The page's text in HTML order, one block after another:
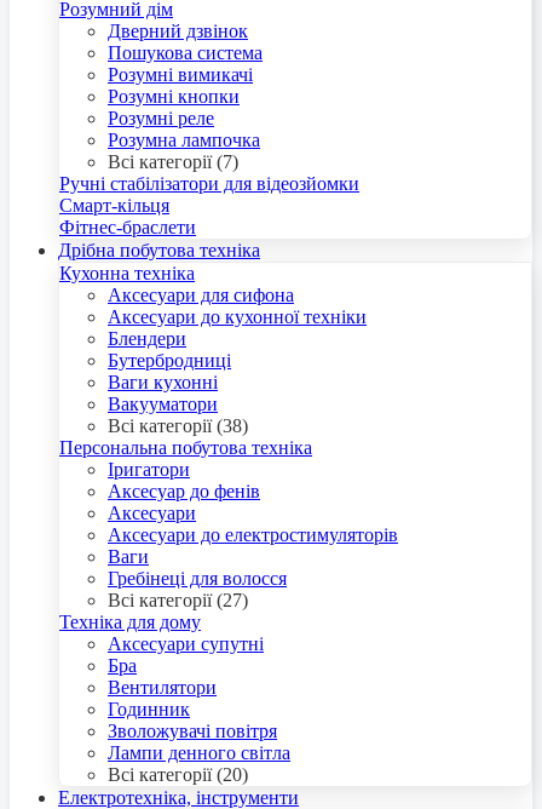
Розумний дім
Дверний дзвінок
Пошукова система
Розумні вимикачі
Розумні кнопки
Розумні реле
Розумна лампочка
Всі категорії (7)
Ручні стабілізатори для відеозйомки
Смарт-кільця
Фітнес-браслети
Дрібна побутова техніка
Кухонна техніка
Аксесуари для сифона
Аксесуари до кухонної техніки
Блендери
Бутербродниці
Ваги кухонні
Вакууматори
Всі категорії (38)
Персональна побутова техніка
Іригатори
Аксесуар до фенів
Аксесуари
Аксесуари до електростимуляторів
Ваги
Гребінеці для волосся
Всі категорії (27)
Техніка для дому
Аксесуари супутні
Бра
Вентилятори
Годинник
Зволожувачі повітря
Лампи денного світла
Всі категорії (20)
Електротехніка, інструменти